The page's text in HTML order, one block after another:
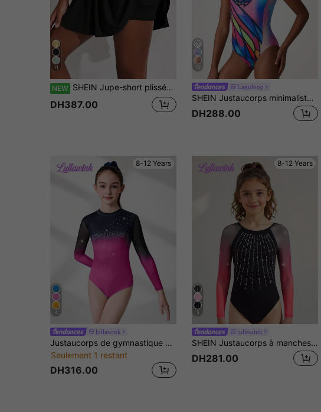
11
NEW SHEIN Jupe-short plissée évasée pour fille préadolescente, style sport décontracté printemps/été, taille croisée, haute élasticité, confortable, avec poche pour téléphone, tenue de yoga, noir
DH387.00
13
Laguloop
SHEIN Justaucorps minimaliste décontracté ajusté et confortable pour jeunes filles, adapté à la gymnastique
DH288.00
8-12 Years
4
lullawink
Justaucorps de gymnastique à manches longues pour préadolescentes, imprimé sur les manches et décoré de strass, motif imprimé à l'avant et ornements de strass, design brillant convient pour le fitness, les sports de plein air, la danse, le yoga, la gymnastique
Seulement 1 restant
DH316.00
8-12 Years
5
lullawink
SHEIN Justaucorps à manches longues en maille dégradée pour préadolescentes, justaucorps de gymnastique décoré de strass, combinaison de fitness, de sports de plein air, de danse, de yoga et de gymnastique avec stretch 4 sens et haute élasticité
DH281.00